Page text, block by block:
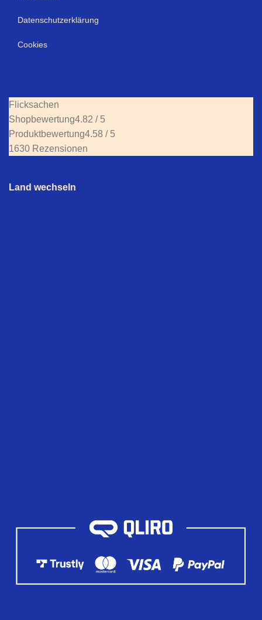
Datenschutzerklärung
Cookies
Flicksachen
Shopbewertung4.82 / 5
Produktbewertung4.58 / 5
1630 Rezensionen
Land wechseln